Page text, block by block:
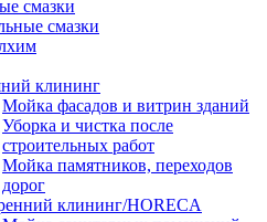
смазки
смазки
клининг
Мойка фасадов и витрин зданий
Уборка и чистка после
строительных работ
Мойка памятников, переходов
дорог
клининг/HORECA